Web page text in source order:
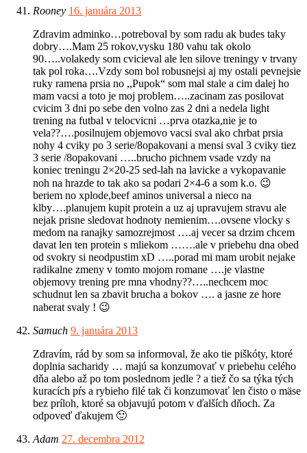
Rooney 16. januára 2013
Zdravim adminko…potreboval by som radu ak budes taky
dobry….Mam 25 rokov,vysku 180 vahu tak okolo
90…..volakedy som cvicieval ale len silove treningy v trvany
tak pol roka….Vzdy som bol robusnejsi aj my ostali pevnejsie
ruky ramena prsia no ,,Pupok“ som mal stale a cim dalej ho
mam vacsi a toto je moj problem…..zacinam zas posilovat
cvicim 3 dni po sebe den volno zas 2 dni a nedela light
trening na futbal v telocvicni …prva otazka,nie je to
vela??….posilnujem objemovo vacsi sval ako chrbat prsia
nohy 4 cviky po 3 serie/8opakovani a mensi sval 3 cviky tiez
3 serie /8opakovani …..brucho pichnem vsade vzdy na
koniec treningu 2×20-25 sed-lah na lavicke a vykopavanie
noh na hrazde to tak ako sa podari 2×4-6 a som k.o. 😉
beriem no xplode,beef aminos universal a nieco na
klby….planujem kupit protein a uz aj upravujem stravu ale
nejak prisne sledovat hodnoty nemienim….ovsene vlocky s
medom na ranajky samozrejmost ….aj vecer sa drzim chcem
davat len ten protein s mliekom …….ale v priebehu dna obed
od svokry si neodpustim xD …..porad mi mam urobit nejake
radikalne zmeny v tomto mojom romane ….je vlastne
objemovy trening pre mna vhodny??…..nechcem moc
schudnut len sa zbavit brucha a bokov …. a jasne ze hore
naberat svaly ! 😉
Samuch 9. januára 2013
Zdravím, rád by som sa informoval, že ako tie piškóty, ktoré
doplnia sacharidy … majú sa konzumovať v priebehu celého
dňa alebo až po tom poslednom jedle ? a tiež čo sa týka tých
kuracích pŕs a rybieho filé tak či konzumovať len čisto o mäse
bez príloh, ktoré sa objavujú potom v ďalších dňoch. Za
odpoveď ďakujem 🙂
Adam 27. decembra 2012